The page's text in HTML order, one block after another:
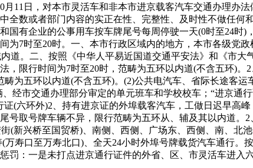
11日，对本市灵活车和非本市进京载客汽车交通办理办
数或者部门内容的实正在性、完整性、及时性不做任何
有企业的公事用车按车牌尾号每周停驶一天(0时至24时)
7时至20时。一、本市行政区域内的地方，本市各级党
道。二、按照《中华人平易近国道交通平安法》和《市大
限行时间为7时至20时，范畴为五环以内道(不含五环)。
为五环以内道(不含五环)。(2)公共电汽车、省际长途客
经市交通办理部分审定的单元班车和学校校车；“进京通
(六环外)2、持有进京证的外埠载客汽车，工做日迟早高
取号牌车辆不异，限行范畴为五环从、辅及其以内道。
(新兴桥至国贸桥)、南侧、西侧、广场东、西侧、南、北
寿口至万寿北口)、全天24小时外埠号牌载货汽车通行。
：一是未打点进京通行证件的外省、区、市灵活车进入